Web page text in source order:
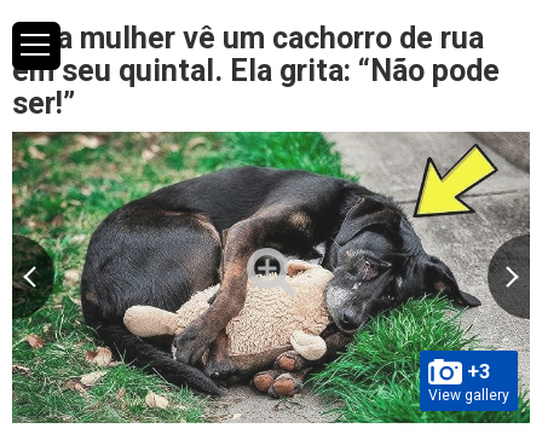
Uma mulher vê um cachorro de rua
em seu quintal. Ela grita: “Não pode
ser!”
+3
View gallery